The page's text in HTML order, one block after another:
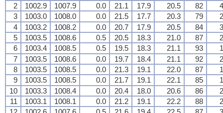
2
1002.9 1007.9 0.0 21.1 17.9 20.5 82
3
1003.0 1008.0 0.0 21.5 17.7 20.3 79
4
1003.2 1008.2 0.0 20.7 17.9 20.5 84
5
1003.5 1008.6 0.5 20.5 18.3 21.0 87
6
1003.4 1008.5 0.5 19.5 18.3 21.1 93
7
1003.5 1008.6 0.0 19.7 18.4 21.1 92
8
1003.5 1008.5 0.0 21.3 19.1 22.0 87
9
1003.5 1008.5 0.0 21.7 19.1 22.1 85
10
1003.3 1008.4 0.0 20.4 18.0 20.6 86
11
1003.1 1008.1 0.0 21.2 19.1 22.2 88